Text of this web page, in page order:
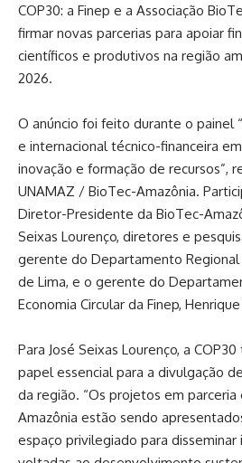
COP30: a Finep e a Associação
firmar novas parcerias para apoiar
científicos e produtivos na região
2026.
O anúncio foi feito durante o painel
e internacional técnico-financeira
inovação e formação de recursos”,
UNAMAZ / BioTec-Amazônia.
Diretor-Presidente da BioTec-
Seixas Lourenço, diretores e
gerente do Departamento Regional
de Lima, e o gerente do
Economia Circular da Finep,
Para José Seixas Lourenço, a
papel essencial para a divulgação
da região. “Os projetos em parceria
Amazônia estão sendo
espaço privilegiado para disseminar